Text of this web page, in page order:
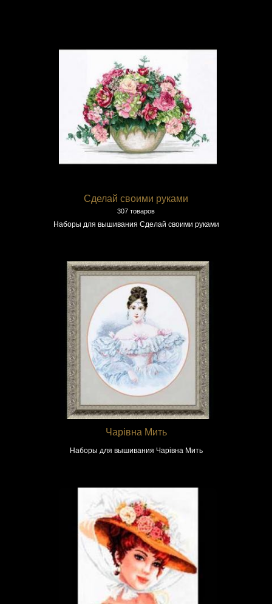
Сделай своими руками
307 товаров
Наборы для вышивания Сделай своими руками
Чарівна Мить
Наборы для вышивания Чарівна Мить